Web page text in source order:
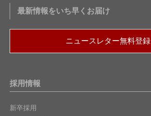
最新情報をいち早くお届け
ニュースレター無料登録
採用情報
新卒採用